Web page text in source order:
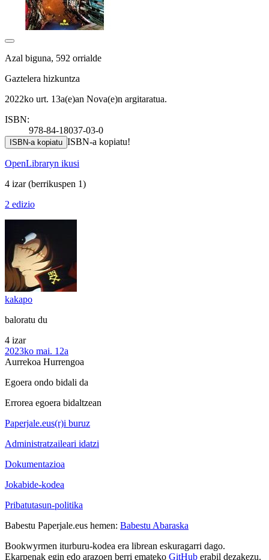
Azal biguna, 592 orrialde
Gaztelera hizkuntza
2022ko urt. 13a(e)an Nova(e)n argitaratua.
ISBN:
978-84-18037-03-0
ISBN-a kopiatu ISBN-a kopiatu!
OpenLibraryn ikusi
4 izar(berrikuspen 1)
2 edizio
kakapo
baloratu du
4 izar
2023ko mai. 12a
Aurrekoa Hurrengoa
Egoera ondo bidali da
Errorea egoera bidaltzean
Paperjale.eus(r)i buruz
Administratzaileari idatzi
Dokumentazioa
Jokabide-kodea
Pribatutasun-politika
Babestu Paperjale.eus hemen: Babestu Abaraska
Bookwyrmen iturburu-kodea era librean eskuragarri dago.
Ekarpenak egin edo arazoen berri emateko GitHub erabil dezakezu.